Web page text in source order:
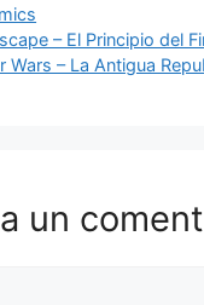
– El Principio del
Wars – La Antigua
un